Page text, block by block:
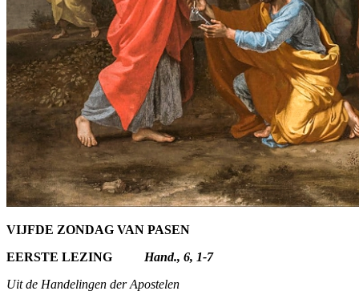
VIJFDE ZONDAG VAN PASEN
EERSTE LEZING
Hand., 6, 1-7
Uit de Handelingen der Apostelen